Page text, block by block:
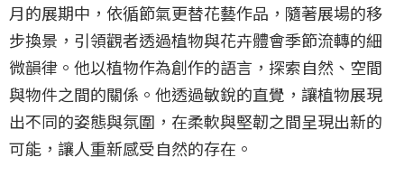
月的展期中，依循節氣更替花藝作品，隨著展場的移
步換景，引領觀者透過植物與花卉體會季節流轉的細
微韻律。他以植物作為創作的語言，探索自然、空間
與物件之間的關係。他透過敏銳的直覺，讓植物展現
出不同的姿態與氛圍，在柔軟與堅韌之間呈現出新的
可能，讓人重新感受自然的存在。